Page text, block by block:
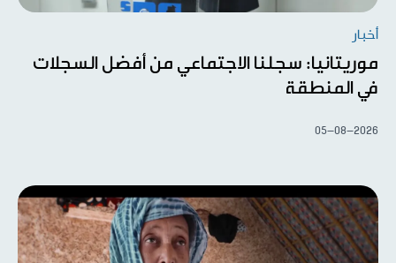
أخبار
موريتانيا: سجلنا الاجتماعي من أفضل السجلات
في المنطقة
05-08-2026